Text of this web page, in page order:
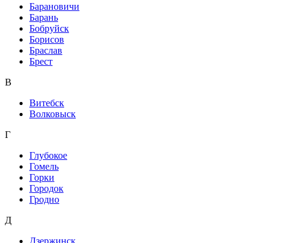
Барановичи
Барань
Бобруйск
Борисов
Браслав
Брест
В
Витебск
Волковыск
Г
Глубокое
Гомель
Горки
Городок
Гродно
Д
Дзержинск